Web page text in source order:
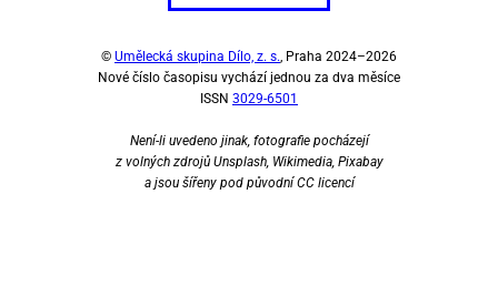
© Umělecká skupina Dílo, z. s., Praha 2024–2026
Nové číslo časopisu vychází jednou za dva měsíce
ISSN 3029-6501
Není-li uvedeno jinak, fotografie pocházejí
z volných zdrojů Unsplash, Wikimedia, Pixabay
a jsou šířeny pod původní CC licencí